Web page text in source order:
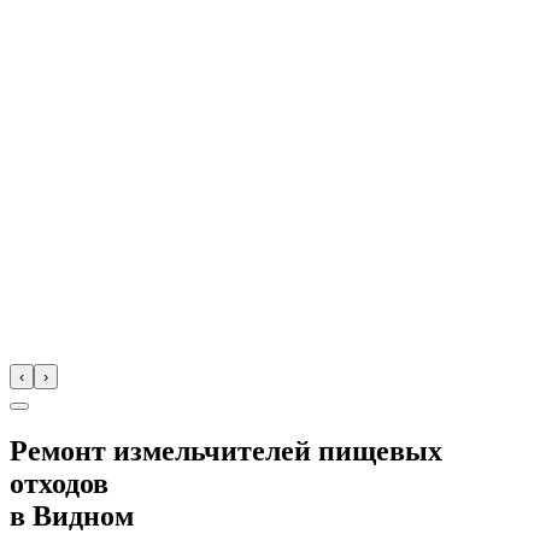
‹ ›
Ремонт измельчителей пищевых
отходов
в Видном